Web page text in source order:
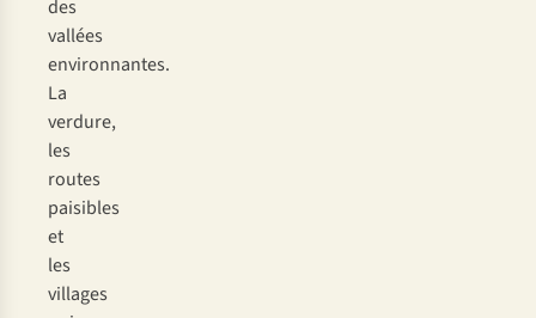
des
vallées
environnantes.
La
verdure,
les
routes
paisibles
et
les
villages